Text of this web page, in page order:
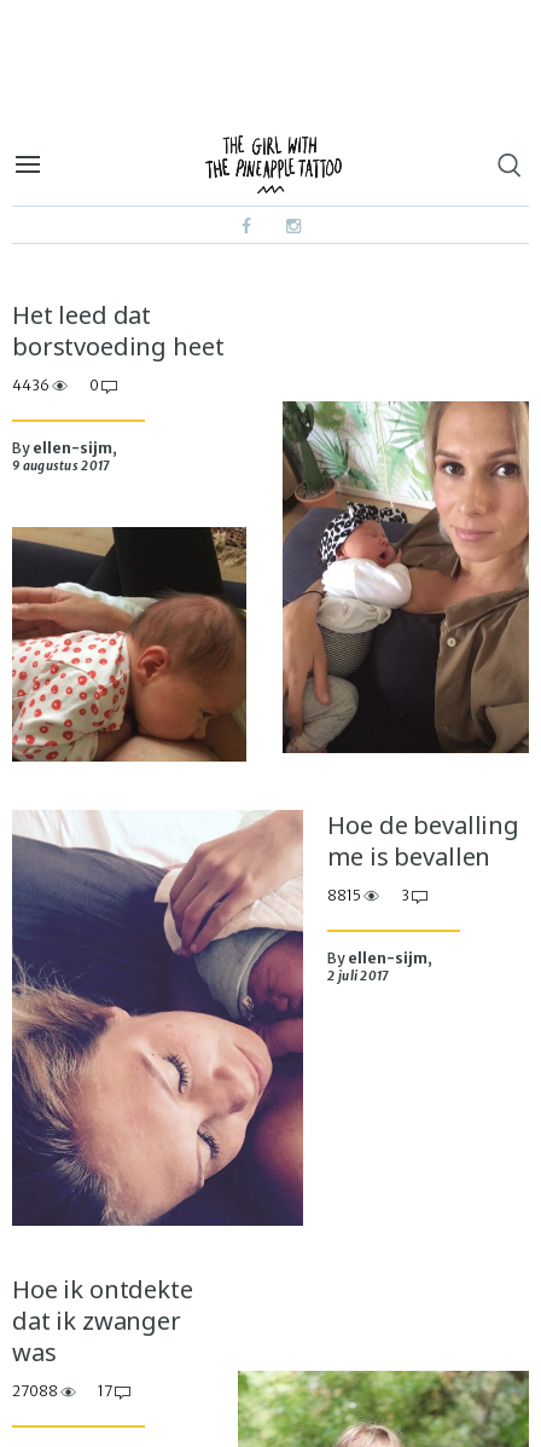
Het leed dat
borstvoeding heet
4436 0
By ellen-sijm,
9 augustus 2017
Hoe de bevalling
me is bevallen
8815 3
By ellen-sijm,
2 juli 2017
Hoe ik ontdekte
dat ik zwanger
was
27088 17